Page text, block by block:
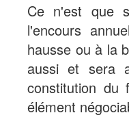
Ce n'est que
l'encours
hausse ou à la
aussi et sera
constitution du
élément